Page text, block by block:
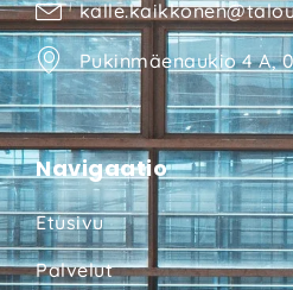
Pukinmäenaukio 4 A,
Navigaatio
Etusivu
Palvelut